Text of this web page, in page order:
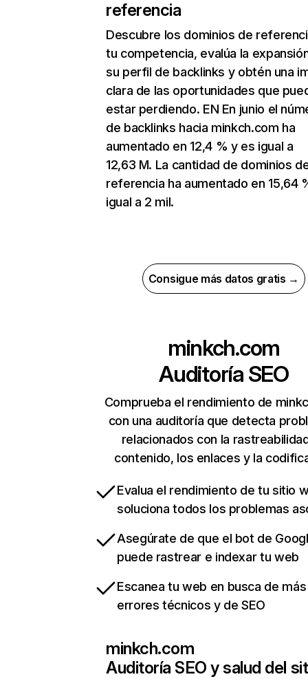
referencia
Descubre los dominios de
tu competencia, evalúa la
su perfil de backlinks y obtén una
clara de las oportunidades que
estar perdiendo. EN En junio el
de backlinks hacia minkch.com ha
aumentado en 12,4 % y es igual a
12,63 M. La cantidad de dominios
referencia ha aumentado en 15,64
igual a 2 mil.
Consigue más datos gratis →
minkch.com
Auditoría SEO
Comprueba el rendimiento de
con una auditoría que detecta
relacionados con la
contenido, los enlaces y la
Evalua el rendimiento de tu sitio
soluciona todos los problemas
Asegúrate de que el bot de
puede rastrear e indexar tu web
Escanea tu web en busca de
errores técnicos y de SEO
minkch.com
Auditoría SEO y salud del